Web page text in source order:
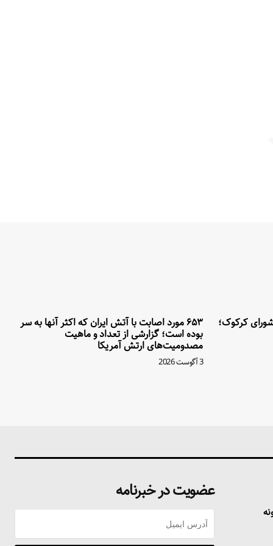
کرکوک؛ ۶۵۳ مورد اصابت با آتش ایران که اکثر آنها به سر
بوده است؛ گزارشی از تعداد و ماهیت
مصدومیت‌های ارتش آمریکا
3 آگوست 2026
عضویت در خبرنامه